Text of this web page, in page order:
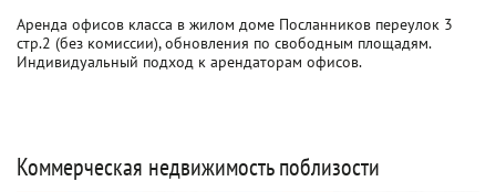
Аренда офисов класса в жилом доме Посланников переулок 3
стр.2 (без комиссии), обновления по свободным площадям.
Индивидуальный подход к арендаторам офисов.
Коммерческая недвижимость поблизости